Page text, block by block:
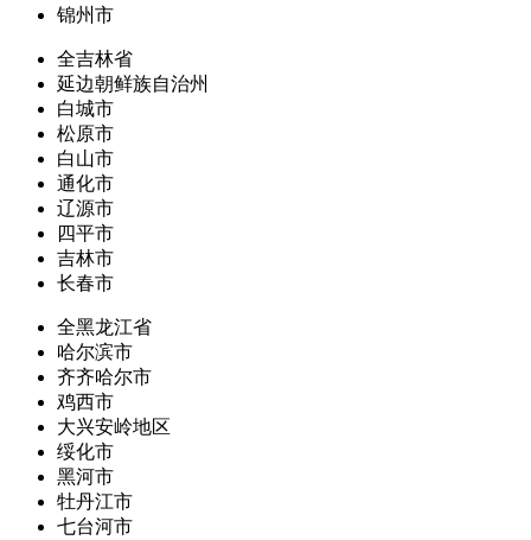
锦州市
全吉林省
延边朝鲜族自治州
白城市
松原市
白山市
通化市
辽源市
四平市
吉林市
长春市
全黑龙江省
哈尔滨市
齐齐哈尔市
鸡西市
大兴安岭地区
绥化市
黑河市
牡丹江市
七台河市